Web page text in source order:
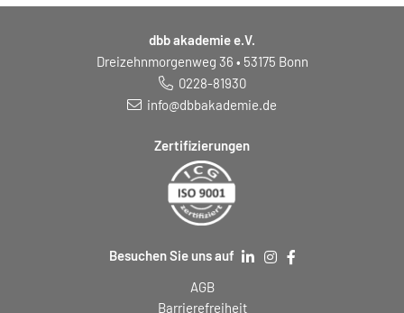
dbb akademie e.V.
Dreizehnmorgenweg 36 • 53175 Bonn
0228-81930
info@dbbakademie.de
Zertifizierungen
Besuchen Sie uns auf
AGB
Barrierefreiheit